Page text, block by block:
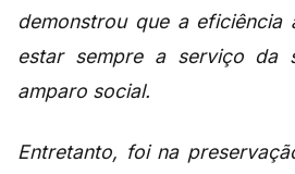
demonstrou que a eficiência
estar sempre a serviço da
amparo social.
Entretanto, foi na